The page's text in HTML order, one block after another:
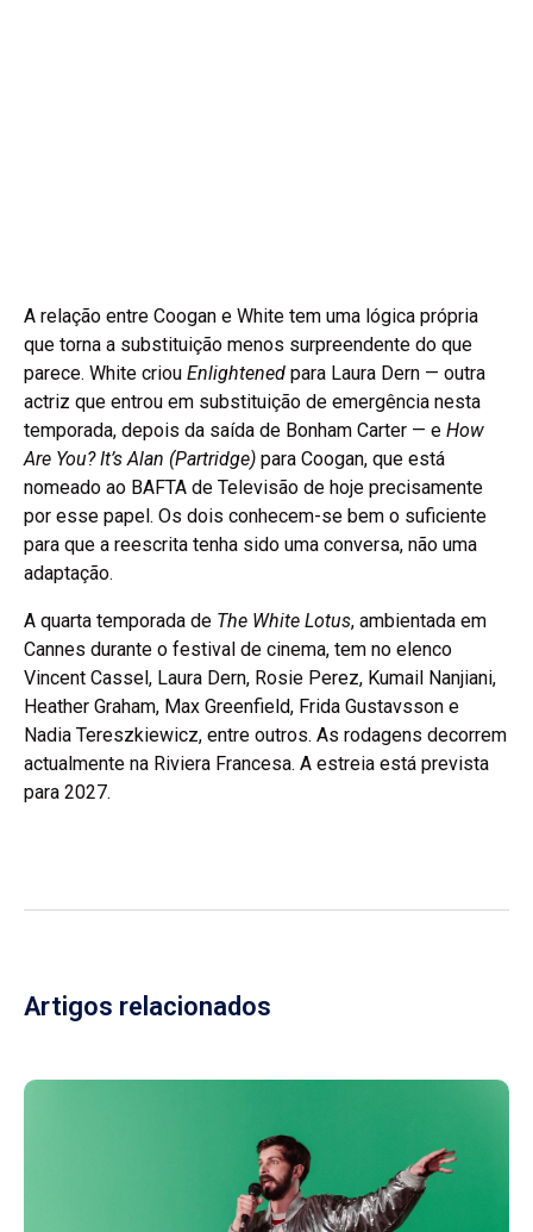
A relação entre Coogan e White tem uma lógica própria
que torna a substituição menos surpreendente do que
parece. White criou Enlightened para Laura Dern — outra
actriz que entrou em substituição de emergência nesta
temporada, depois da saída de Bonham Carter — e How
Are You? It’s Alan (Partridge) para Coogan, que está
nomeado ao BAFTA de Televisão de hoje precisamente
por esse papel. Os dois conhecem-se bem o suficiente
para que a reescrita tenha sido uma conversa, não uma
adaptação.
A quarta temporada de The White Lotus, ambientada em
Cannes durante o festival de cinema, tem no elenco
Vincent Cassel, Laura Dern, Rosie Perez, Kumail Nanjiani,
Heather Graham, Max Greenfield, Frida Gustavsson e
Nadia Tereszkiewicz, entre outros. As rodagens decorrem
actualmente na Riviera Francesa. A estreia está prevista
para 2027.
Artigos relacionados